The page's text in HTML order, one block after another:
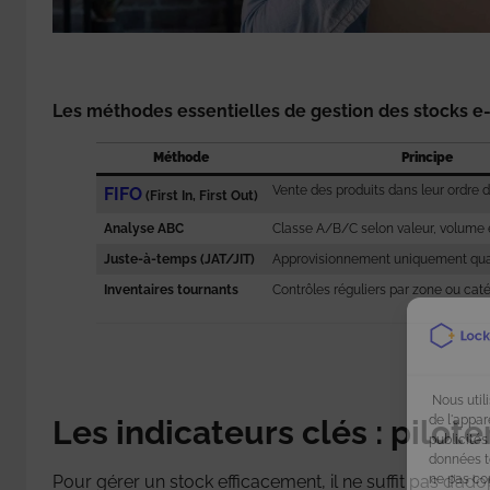
Nous
de
publicités
données
ne pas
Les méthodes essentielles de gestion des stocks
Méthode Principe
FIFO(First In, First Out) Vente des produits dans leur ordre
Analyse ABC Classe A/B/C selon valeur, volume
Juste-à-temps (JAT/JIT)
Approvisionnement uniquement
Inventaires tournants
Contrôles réguliers par zone ou
Les indicateurs clés :
Pour gérer un stock efficacement, il ne suffit pas